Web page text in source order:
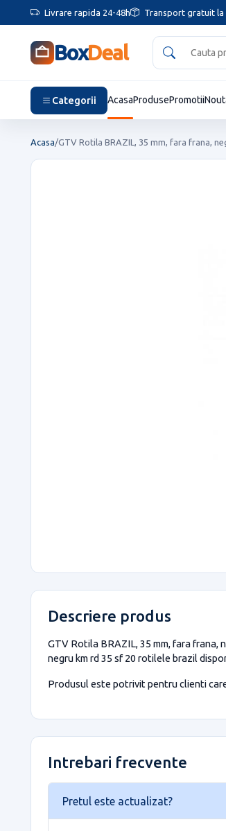
Livrare rapida 24-48h Transport gratuit la
BoxDeal
Categorii AcasaProdusePromotii
Acasa/GTV Rotila BRAZIL, 35 mm, fara frana,
Descriere produs
GTV Rotila BRAZIL, 35 mm, fara
negru km rd 35 sf 20 rotilele brazil
Produsul este potrivit pentru clienti
Intrebari frecvente
Pretul este actualizat?